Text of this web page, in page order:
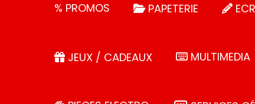
% PROMOS PAPETERIE
JEUX / CADEAUX MULTIMEDIA